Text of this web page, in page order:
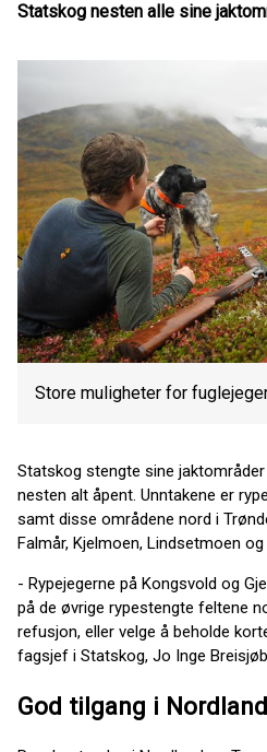
Statskog nesten alle sine
Store muligheter for
Statskog stengte sine
nesten alt åpent. Unntakene er
samt disse områdene nord i
Falmår, Kjelmoen, Lindsetmoen og
- Rypejegerne på Kongsvold og
på de øvrige rypestengte feltene
refusjon, eller velge å beholde
fagsjef i Statskog, Jo Inge
God tilgang i